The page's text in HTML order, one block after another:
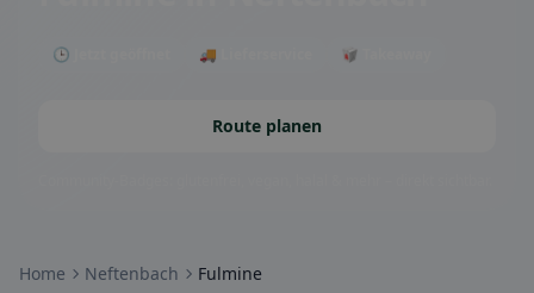
🕒 Jetzt geöffnet 🚚 Lieferservice 🥡 Takeaway
Route planen
Home Neftenbach Fulmine